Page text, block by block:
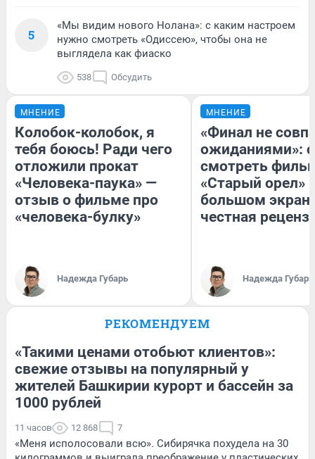
5
«Мы видим нового Нолана»: с каким настроем
нужно смотреть «Одиссею», чтобы она не
выглядела как фиаско
538 Обсудить
МНЕНИЕ
Колобок-колобок, я
тебя боюсь! Ради чего
отложили прокат
«Человека-паука» —
отзыв о фильме про
«человека-булку»
Надежда Губарь
МНЕНИЕ
«Финал не
ожиданиями»:
смотреть
«Старый орел»
большом
честная
Надежда Губарь
РЕКОМЕНДУЕМ
«Такими ценами отобьют клиентов»:
свежие отзывы на популярный у
жителей Башкирии курорт и бассейн за
1000 рублей
11 часов 12 868 7
«Меня исполосовали всю». Сибирячка похудела на 30